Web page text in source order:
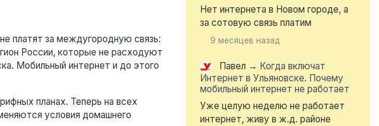
платят за междугородную связь:
России, которые не расходуют
Мобильный интернет и до этого
планах. Теперь на всех
условия домашнего
Нет интернета в Новом городе, а
за сотовую связь платим
9 месяцев назад
Павел → Когда включат
Интернет в Ульяновске. Почему
мобильный интернет не работает
Уже целую неделю не работает
интернет, живу в ж.д. районе